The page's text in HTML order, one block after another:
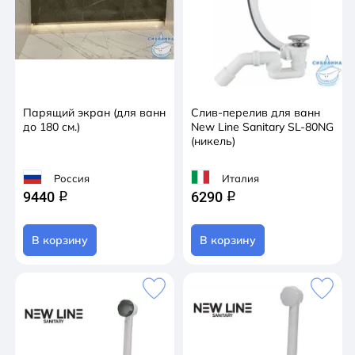
расположение тела в ванне; - гарантия 17 лет -
качественный материал, который прослужит долго.
Парящий экран (для ванн
до 180 см.)
Россия
9440 q
В корзину
Слив-перелив для ванн
New Line Sanitary SL-80NG
(никель)
Италия
6290 q
В корзину